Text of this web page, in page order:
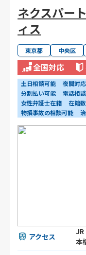
ネクスパー
ィス
東京都 中央区
全国対応
土日相談可能 夜間対
分割払い可能
電話相
女性弁護士在籍
在籍
物損事故の相談可能
アクセス
本